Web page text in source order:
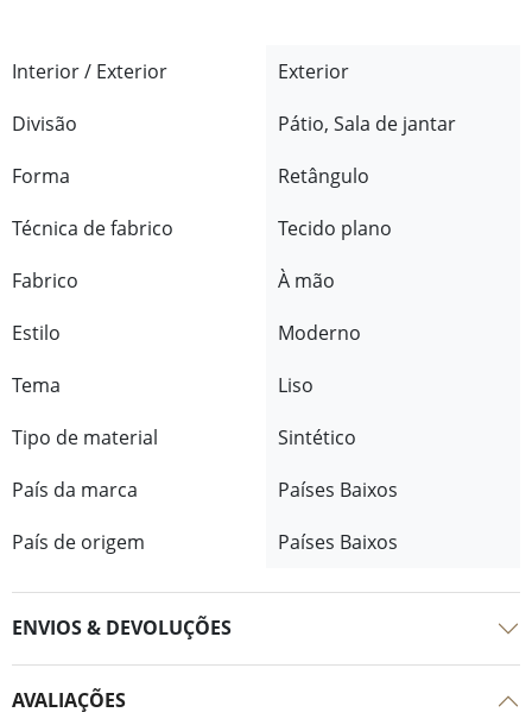
Interior / Exterior
Exterior
Divisão
Pátio, Sala de jantar
Forma
Retângulo
Técnica de fabrico
Tecido plano
Fabrico
À mão
Estilo
Moderno
Tema
Liso
Tipo de material
Sintético
País da marca
Países Baixos
País de origem
Países Baixos
ENVIOS & DEVOLUÇÕES
AVALIAÇÕES